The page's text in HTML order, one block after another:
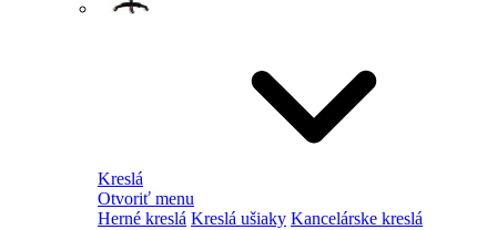
Kreslá
Otvoriť menu
Herné kreslá Kreslá ušiaky Kancelárske kreslá